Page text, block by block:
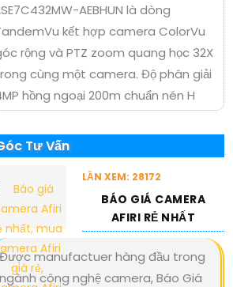
AEBHUN là dòng
kết hợp camera ColorVu
rộng và PTZ zoom quang học 32X
cùng một camera. Độ phân giải
hồng ngoại 200m chuẩn nén H
Tư Vấn
LẦN XEM: 28172
BÁO GIÁ CAMERA
AFIRI RẺ NHẤT
Được manufactuer hàng đầu trong
ngành công nghệ camera, Báo Giá